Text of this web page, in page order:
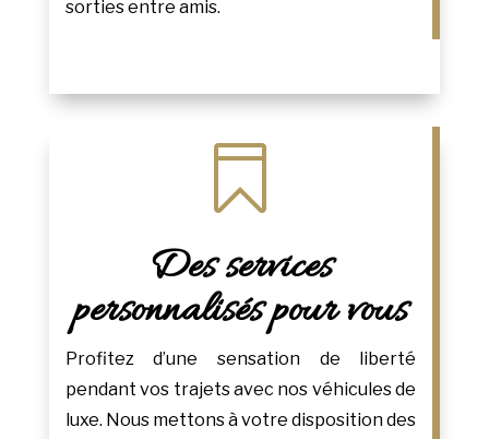
sorties entre amis.

Des services
personnalisés pour vous
Profitez d’une sensation de liberté
pendant vos trajets avec nos véhicules de
luxe. Nous mettons à votre disposition des